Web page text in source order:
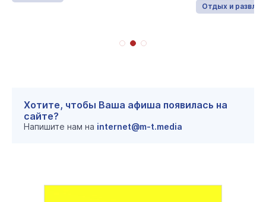
Отдых и
Хотите, чтобы Ваша афиша появилась на
сайте?
Напишите нам на internet@m-t.media